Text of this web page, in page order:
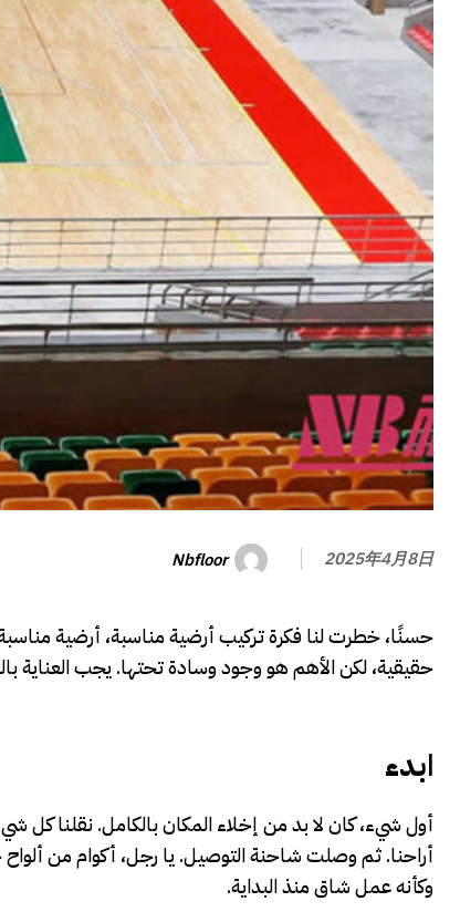
2025年4月8日
Nbfloor
حسنًا، خطرت لنا فكرة تركيب أرضية مناسبة، أرضية
حقيقية، لكن الأهم هو وجود وسادة تحتها. يجب العناية
ابدء
أول شيء، كان لا بد من إخلاء المكان بالكامل. نقلنا كل
أراحنا. ثم وصلت شاحنة التوصيل. يا رجل، أكوام من
وكأنه عمل شاق منذ البداية.